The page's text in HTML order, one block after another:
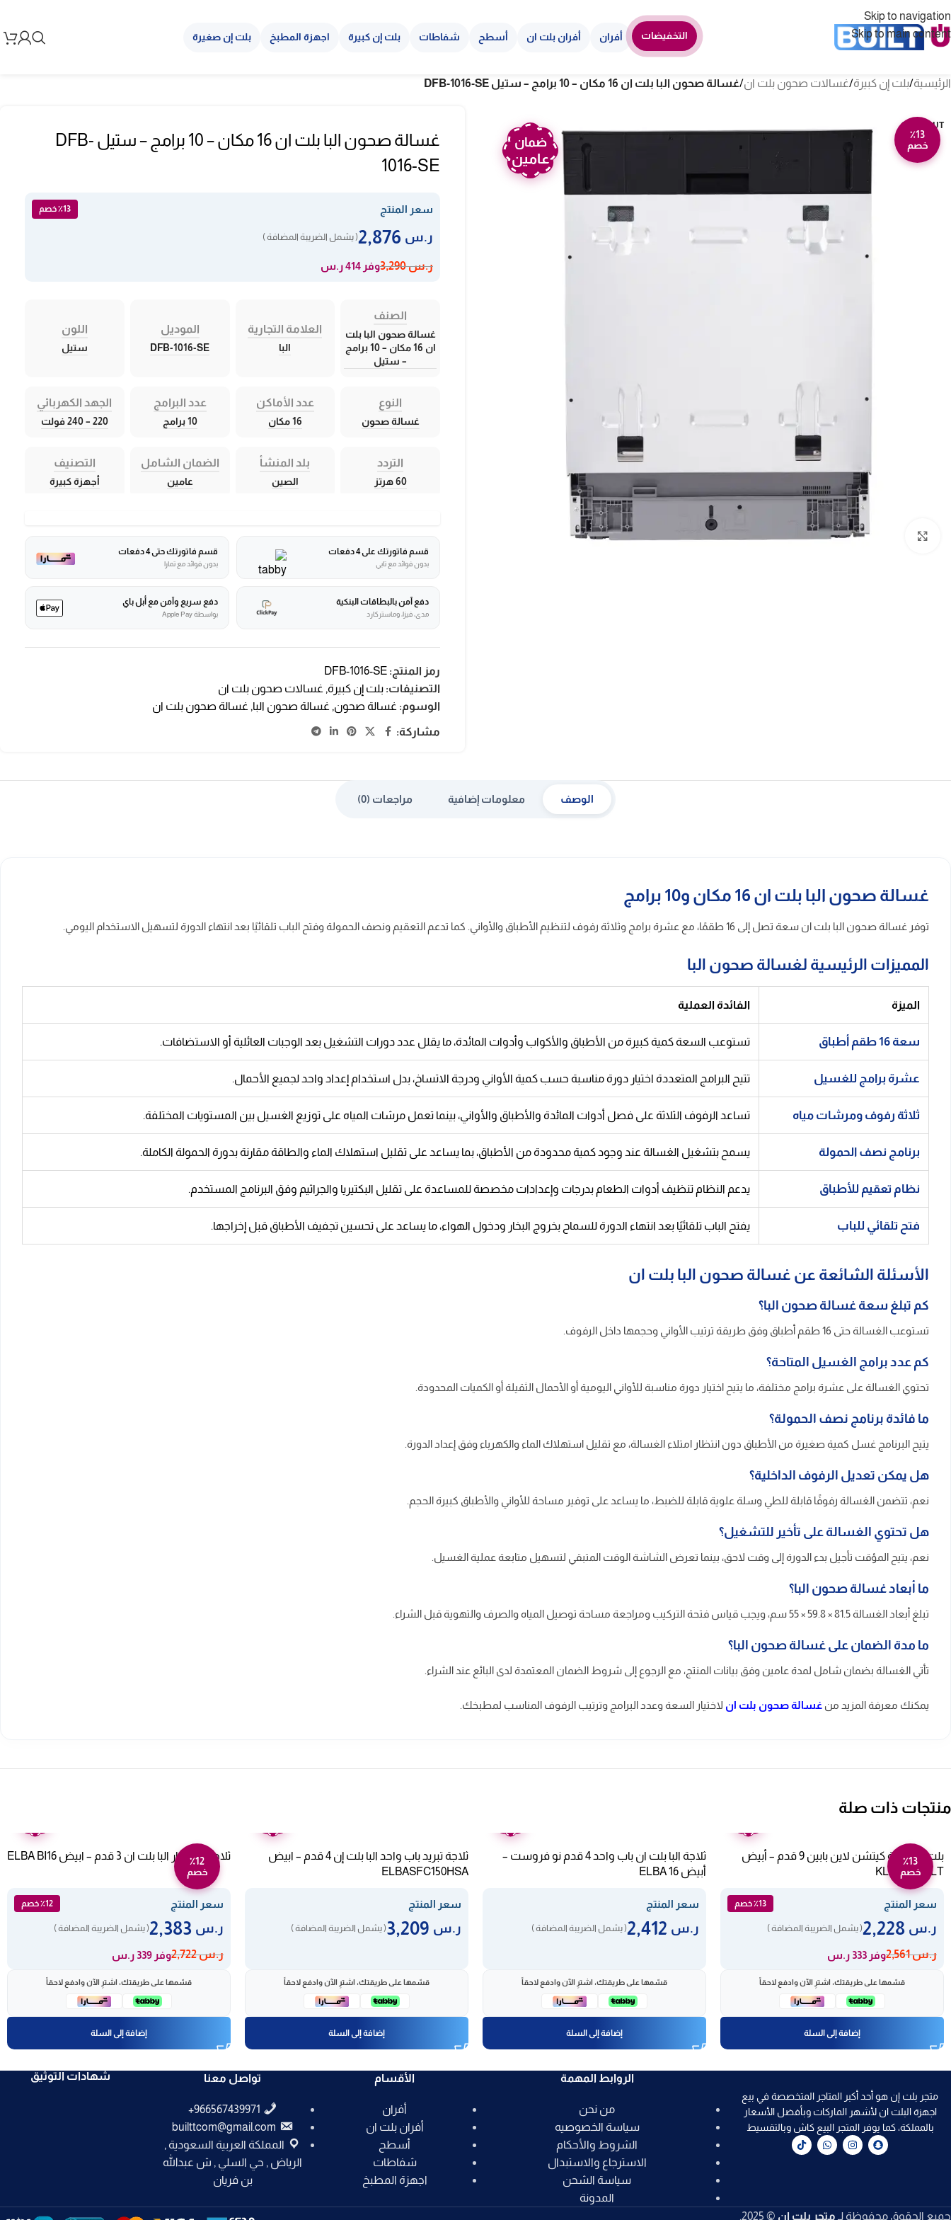
Skip to navigation
Skip to main content
التخفيضات أفران أفران بلت ان أسطح شفاطات بلت إن كبيرة اجهزة المطبخ بلت إن صغيرة
الرئيسية/بلت إن كبيرة/غسالات صحون بلت ان/غسالة صحون البا بلت ان 16 مكان – 10 برامج – ستيل DFB-1016-SE
SOLD OUT
٪13
خصم
ضمان
عامين
Click to enlarge
غسالة صحون البا بلت ان 16 مكان – 10 برامج – ستيل DFB-
1016-SE
سعر المنتج ٪13 خصم
ر.س ( يشمل الضريبة المضافة )
ر.س3,290 وفر 414 ر.س
الصنف
غسالة صحون البا بلت
ان 16 مكان – 10 برامج
– ستيل
العلامة التجارية
البا
الموديل
DFB-1016-SE
اللون
ستيل
النوع
غسالة صحون
عدد الأماكن
16 مكان
عدد البرامج
10 برامج
الجهد الكهربائي
220 – 240 فولت
التردد
60 هرتز
بلد المنشأ
الصين
الضمان الشامل
عامين
التصنيف
أجهزة كبيرة
قسم فاتورتك على 4 دفعات
بدون فوائد مع تابي
قسم فاتورتك حتى 4 دفعات
بدون فوائد مع تمارا
دفع آمن بالبطاقات البنكية
مدى، فيزا، وماستركارد
دفع سريع وآمن مع أبل باي
بواسطة Apple Pay
رمز المنتج: DFB-1016-SE
التصنيفات: بلت إن كبيرة, غسالات صحون بلت ان
الوسوم: غسالة صحون, غسالة صحون البا, غسالة صحون بلت ان
مشاركة:
الوصف معلومات إضافية مراجعات (0)
غسالة صحون البا بلت ان 16 مكان و10 برامج
توفر غسالة صحون البا بلت ان سعة تصل إلى 16 طقمًا، مع عشرة برامج وثلاثة رفوف لتنظيم الأطباق والأواني. كما تدعم التعقيم ونصف الحمولة وفتح الباب تلقائيًا بعد انتهاء الدورة لتسهيل الاستخدام اليومي.
المميزات الرئيسية لغسالة صحون البا
الميزة الفائدة العملية
سعة 16 طقم أطباق تستوعب السعة كمية كبيرة من الأطباق والأكواب وأدوات المائدة، ما يقلل عدد دورات التشغيل بعد الوجبات العائلية أو الاستضافات.
عشرة برامج للغسيل تتيح البرامج المتعددة اختيار دورة مناسبة حسب كمية الأواني ودرجة الاتساخ، بدل استخدام إعداد واحد لجميع الأحمال.
ثلاثة رفوف ومرشات مياه تساعد الرفوف الثلاثة على فصل أدوات المائدة والأطباق والأواني، بينما تعمل مرشات المياه على توزيع الغسيل بين المستويات المختلفة.
برنامج نصف الحمولة يسمح بتشغيل الغسالة عند وجود كمية محدودة من الأطباق، بما يساعد على تقليل استهلاك الماء والطاقة مقارنة بدورة الحمولة الكاملة.
نظام تعقيم للأطباق يدعم النظام تنظيف أدوات الطعام بدرجات وإعدادات مخصصة للمساعدة على تقليل البكتيريا والجراثيم وفق البرنامج المستخدم.
فتح تلقائي للباب يفتح الباب تلقائيًا بعد انتهاء الدورة للسماح بخروج البخار ودخول الهواء، ما يساعد على تحسين تجفيف الأطباق قبل إخراجها.
الأسئلة الشائعة عن غسالة صحون البا بلت ان
كم تبلغ سعة غسالة صحون البا؟
تستوعب الغسالة حتى 16 طقم أطباق وفق طريقة ترتيب الأواني وحجمها داخل الرفوف.
كم عدد برامج الغسيل المتاحة؟
تحتوي الغسالة على عشرة برامج مختلفة، ما يتيح اختيار دورة مناسبة للأواني اليومية أو الأحمال الثقيلة أو الكميات المحدودة.
ما فائدة برنامج نصف الحمولة؟
يتيح البرنامج غسل كمية صغيرة من الأطباق دون انتظار امتلاء الغسالة، مع تقليل استهلاك الماء والكهرباء وفق إعداد الدورة.
هل يمكن تعديل الرفوف الداخلية؟
نعم، تتضمن الغسالة رفوفًا قابلة للطي وسلة علوية قابلة للضبط، ما يساعد على توفير مساحة للأواني والأطباق كبيرة الحجم.
هل تحتوي الغسالة على تأخير للتشغيل؟
نعم، يتيح المؤقت تأجيل بدء الدورة إلى وقت لاحق، بينما تعرض الشاشة الوقت المتبقي لتسهيل متابعة عملية الغسيل.
ما أبعاد غسالة صحون البا؟
تبلغ أبعاد الغسالة 81.5 × 59.8 × 55 سم، ويجب قياس فتحة التركيب ومراجعة مساحة توصيل المياه والصرف والتهوية قبل الشراء.
ما مدة الضمان على غسالة صحون البا؟
تأتي الغسالة بضمان شامل لمدة عامين وفق بيانات المنتج، مع الرجوع إلى شروط الضمان المعتمدة لدى البائع عند الشراء.
يمكنك معرفة المزيد من غسالة صحون بلت ان لاختيار السعة وعدد البرامج وترتيب الرفوف المناسب لمطبخك.
منتجات ذات صلة
٪13
خصم
بلت ان ثلاجة كيتشن لاين بابين 9 قدم – أبيض
KL2761-243LT
سعر المنتج ٪13 خصم
ر.س ( يشمل الضريبة المضافة )
ر.س2,561 وفر 333 ر.س
قسّمها على طريقتك، اشترِ الآن وادفع لاحقاً
إضافة إلى السلة
ثلاجة البا بلت ان باب واحد 4 قدم نو فروست –
أبيض ELBA 16
سعر المنتج
ر.س ( يشمل الضريبة المضافة )
قسّمها على طريقتك، اشترِ الآن وادفع لاحقاً
إضافة إلى السلة
ثلاجة تبريد باب واحد البا بلت إن 4 قدم – ابيض
ELBASFC150HSA
سعر المنتج
ر.س ( يشمل الضريبة المضافة )
قسّمها على طريقتك، اشترِ الآن وادفع لاحقاً
إضافة إلى السلة
٪12
خصم
ثلاجه ميني بار البا بلت ان 3 قدم – ابيض ELBA BI16
سعر المنتج ٪12 خصم
ر.س ( يشمل الضريبة المضافة )
ر.س2,722 وفر 339 ر.س
قسّمها على طريقتك، اشترِ الآن وادفع لاحقاً
إضافة إلى السلة
متجر بلت إن هو أحد أكبر المتاجر المتخصصة في بيع
اجهزة البلت ان لأشهر الماركات وبأفضل الأسعار
بالمملكة، كما يوفر المتجر البيع كاش وبالتقسيط
الروابط المهمة
من نحن
سياسة الخصوصيه
الشروط والأحكام
الاسترجاع والاستبدال
سياسة الشحن
المدونة
الأقسام
أفران
أفران بلت ان
أسطح
شفاطات
اجهزة المطبخ
تواصل معنا
builttcom@gmail.com
المملكة العربية السعودية ,
الرياض , حي السلي , ش عبدالله
بن فريان
شهادات التوثيق
جميع الحقوق محفوظة لـ متجر بلت إن © 2025.